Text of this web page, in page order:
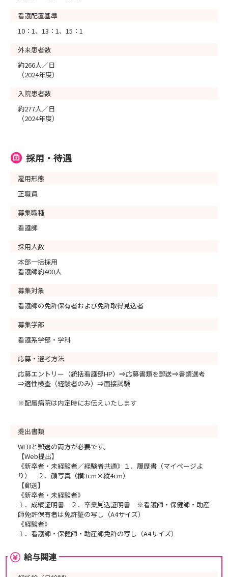
看護配置基準
10：1、13：1、15：1
外来患者数
約266人／日
（2024年度）
入院患者数
約277人／日
（2024年度）
採用・待遇
雇用形態
正職員
募集職種
看護師
採用人数
本部一括採用
看護師約400人
募集対象
看護師の免許保有者および免許取得見込者
募集学部
看護系学部・学科
応募・選考方法
応募エントリー（統括看護部HP）⇒応募書類を郵送⇒書類選考
⇒適性検査（経験者のみ）⇒面接試験
※配属病院は内定時にお伝えいたします
提出書類
WEBと郵送の両方が必要です。
【Web提出】
《新卒者・未経験者／経験者共通》１．履歴書（マイページよ
り） ２．顔写真（横3cm×縦4cm）
【郵送】
《新卒者・未経験者》
１．成績証明書 ２．卒業見込証明書 ※看護師・保健師・助産
師免許保有者は免許証の写し（A4サイズ）
《経験者》
１．看護師・保健師・助産師免許の写し（A4サイズ）
給与関連